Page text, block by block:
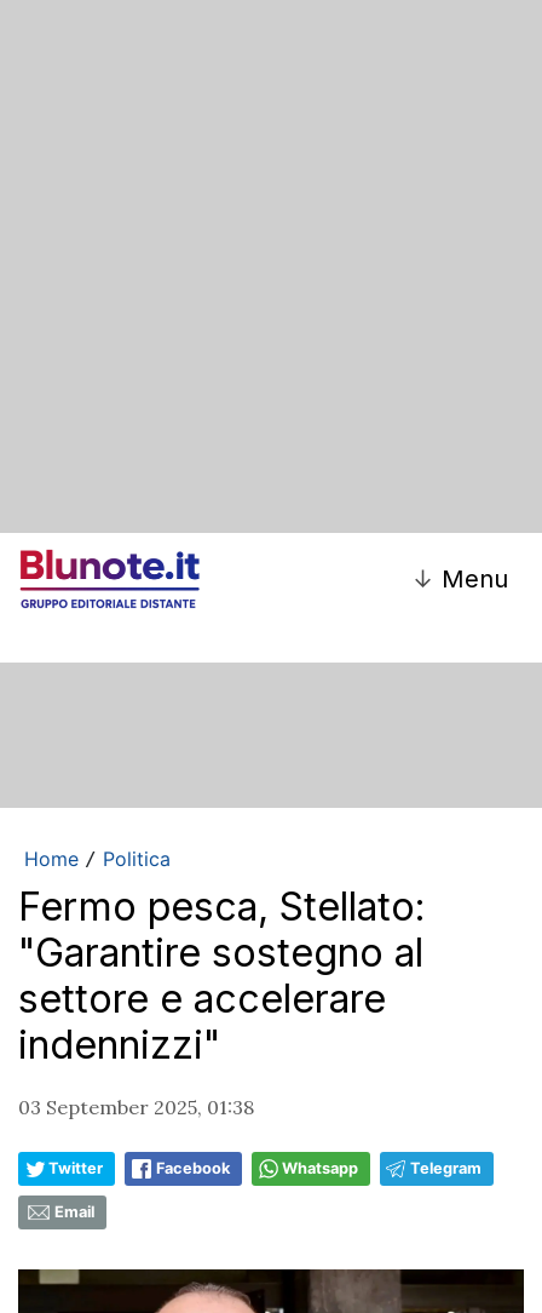
↓ Menu
Home / Politica
Fermo pesca, Stellato:
"Garantire sostegno al
settore e accelerare
indennizzi"
03 September 2025, 01:38
Twitter Facebook Whatsapp Telegram
Email